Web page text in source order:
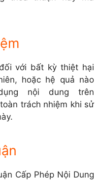
với bất kỳ thiệt hại
hoặc hệ quả nào
nội dung trên
trách nhiệm khi sử
Cấp Phép Nội Dung